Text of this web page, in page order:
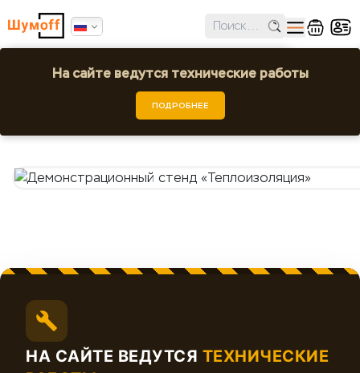
Ошибка поиска региона!
Выбрать город или регион
Демонстрационный стенд
На сайте ведутся технические работы
ПОДРОБНЕЕ
НА САЙТЕ ВЕДУТСЯ ТЕХНИЧЕСКИЕ